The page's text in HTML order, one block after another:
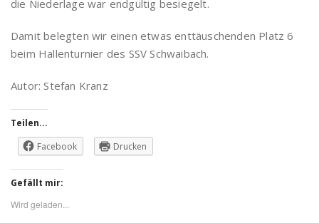
die Niederlage war endgültig besiegelt.
Damit belegten wir einen etwas enttäuschenden Platz 6
beim Hallenturnier des SSV Schwaibach.
Autor: Stefan Kranz
Teilen...
Facebook
Drucken
Gefällt mir:
Wird geladen...